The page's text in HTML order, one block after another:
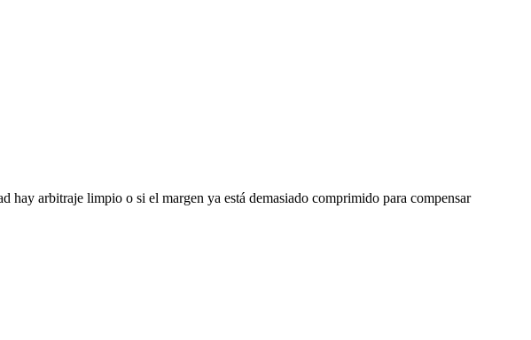
hay arbitraje limpio o si el margen ya está demasiado comprimido para compensar